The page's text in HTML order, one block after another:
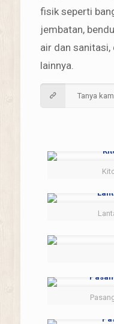
fisik seperti
jembatan,
air dan
lainnya.
Tanya